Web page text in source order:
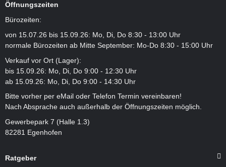
Öffnungszeiten
Bürozeiten:
von 15.07.26 bis 15.09.26: Mo, Di, Do 8:30 - 13:00 Uhr
normale Bürozeiten ab Mitte September: Mo-Do 8:30 - 15:00 Uhr
Verkauf vor Ort (Lager):
bis 15.09.26: Mo, Di, Do 9:00 - 12:30 Uhr
ab 15.09.26: Mo, Di, Do 9:00 - 14:30 Uhr
Bitte vorher per eMail oder Telefon Termin vereinbaren!
Nach Absprache auch außerhalb der Öffnungszeiten möglich.
Gewerbepark 7 (Halle 1.3)
82281 Egenhofen
Ratgeber